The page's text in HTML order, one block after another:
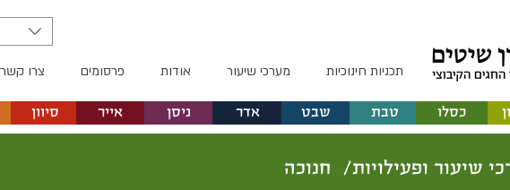
תכניות חינוכיות מערכי שיעור אודות פרסומים צרו קשר
ניסן סיוון אדר טבת שבט כסלו אייר
חנוכה שיעור ופעילויות/